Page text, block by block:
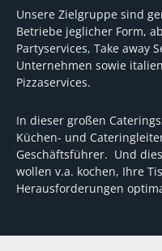
Unsere Zielgruppe sind
Betriebe jeglicher Form,
Partyservices, Take away
Unternehmen sowie
Pizzaservices.
In dieser großen
Küchen- und
Geschäftsführer. Und
wollen v.a. kochen, Ihre
Herausforderungen